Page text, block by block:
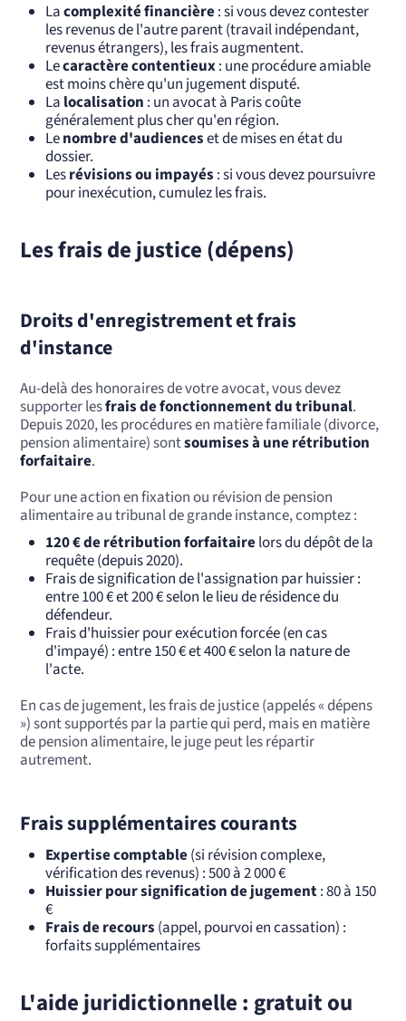
Lacomplexité financière: si vous devez contester
les revenus de l'autre parent (travail indépendant,
revenus étrangers), les frais augmentent.
Lecaractère contentieux: une procédure amiable
est moins chère qu'un jugement disputé.
La localisation : un avocat à Paris coûte
généralement plus cher qu'en région.
Lenombre d'audienceset de mises en état du
dossier.
Lesrévisions ou impayés : si vous devez poursuivre
pour inexécution, cumulez les frais.
Les frais de justice (dépens)
Droits d'enregistrement et frais
d'instance
Au-delà des honoraires de votre avocat, vous devez
supporter lesfrais de fonctionnement du tribunal.
Depuis 2020, les procédures en matière familiale (divorce,
pension alimentaire) sontsoumises à une rétribution
forfaitaire.
Pour une action en fixation ou révision de pension
alimentaire au tribunal de grande instance, comptez :
120 € de rétribution forfaitairelors du dépôt de la
requête (depuis 2020).
Frais de signification de l'assignation par huissier :
entre 100 € et 200 € selon le lieu de résidence du
défendeur.
Frais d'huissier pour exécution forcée (en cas
d'impayé) : entre 150 € et 400 € selon la nature de
l'acte.
En cas de jugement, les frais de justice (appelés « dépens
») sont supportés par la partie qui perd, mais en matière
de pension alimentaire, le juge peut les répartir
autrement.
Frais supplémentaires courants
Expertise comptable(si révision complexe,
vérification des revenus) : 500 à 2 000 €
Huissier pour signification de jugement: 80 à 150
€
Frais de recours (appel, pourvoi en cassation) :
forfaits supplémentaires
L'aide juridictionnelle : gratuit ou